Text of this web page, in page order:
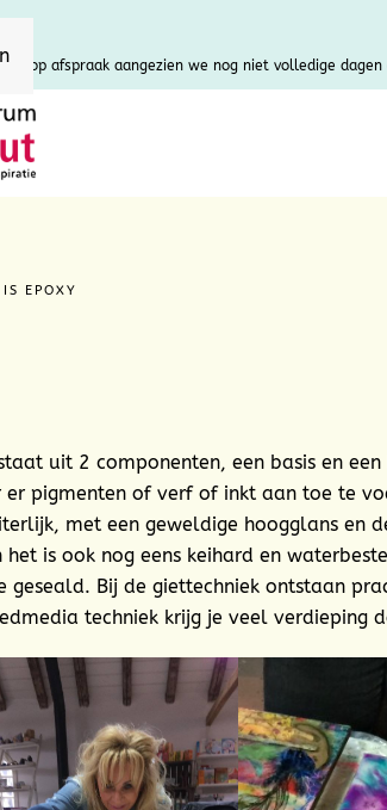
op afspraak aangezien we nog niet volledige dagen
IS EPOXY
uit 2 componenten, een basis en een
pigmenten of verf of inkt aan toe te
met een geweldige hoogglans en
is ook nog eens keihard en
Bij de giettechniek ontstaan
techniek krijg je veel verdieping